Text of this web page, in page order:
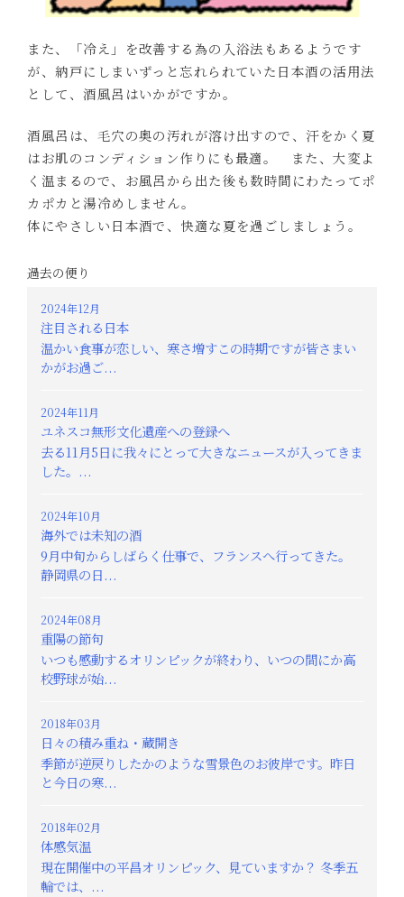
また、「冷え」を改善する為の入浴法もあるようです
が、納戸にしまいずっと忘れられていた日本酒の活用法
として、酒風呂はいかがですか。
酒風呂は、毛穴の奥の汚れが溶け出すので、汗をかく夏
はお肌のコンディション作りにも最適。 また、大変よ
く温まるので、お風呂から出た後も数時間にわたってポ
カポカと湯冷めしません。
体にやさしい日本酒で、快適な夏を過ごしましょう。
過去の便り
2024年12月
注目される日本
温かい食事が恋しい、寒さ増すこの時期ですが皆さまい
かがお過ご...
2024年11月
ユネスコ無形文化遺産への登録へ
去る11月5日に我々にとって大きなニュースが入ってきま
した。...
2024年10月
海外では未知の酒
9月中旬からしばらく仕事で、フランスへ行ってきた。
静岡県の日...
2024年08月
重陽の節句
いつも感動するオリンピックが終わり、いつの間にか高
校野球が始...
2018年03月
日々の積み重ね・蔵開き
季節が逆戻りしたかのような雪景色のお彼岸です。昨日
と今日の寒...
2018年02月
体感気温
現在開催中の平昌オリンピック、見ていますか？ 冬季五
輪では、...